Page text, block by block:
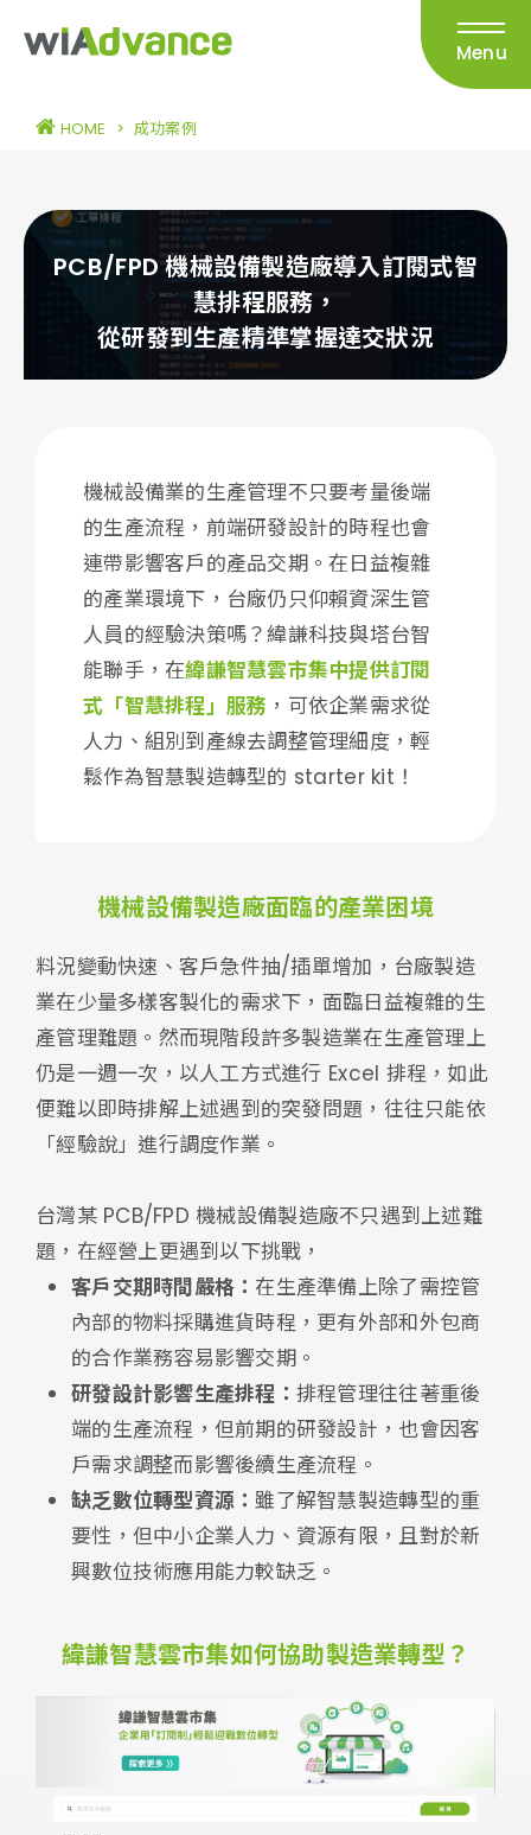
Menu
HOME > 成功案例
PCB/FPD 機械設備製造廠導入訂閱式智
慧排程服務，
從研發到生產精準掌握達交狀況
機械設備業的生產管理不只要考量後端
的生產流程，前端研發設計的時程也會
連帶影響客戶的產品交期。在日益複雜
的產業環境下，台廠仍只仰賴資深生管
人員的經驗決策嗎？緯謙科技與塔台智
能聯手，在緯謙智慧雲市集中提供訂閱
式「智慧排程」服務 ，可依企業需求從
人力、組別到產線去調整管理細度，輕
鬆作為智慧製造轉型的 starter kit！
機械設備製造廠面臨的產業困境
料況變動快速、客戶急件抽/插單增加，台廠製造
業在少量多樣客製化的需求下，面臨日益複雜的生
產管理難題。然而現階段許多製造業在生產管理上
仍是一週一次，以人工方式進行 Excel 排程，如此
便難以即時排解上述遇到的突發問題，往往只能依
「經驗說」進行調度作業。
台灣某 PCB/FPD 機械設備製造廠不只遇到上述難
題，在經營上更遇到以下挑戰，
客戶交期時間嚴格： 在生產準備上除了需控管
內部的物料採購進貨時程，更有外部和外包商
的合作業務容易影響交期。
研發設計影響生產排程： 排程管理往往著重後
端的生產流程，但前期的研發設計，也會因客
戶需求調整而影響後續生產流程。
缺乏數位轉型資源：雖了解智慧製造轉型的重
要性，但中小企業人力、資源有限，且對於新
興數位技術應用能力較缺乏。
緯謙智慧雲市集如何協助製造業轉型？